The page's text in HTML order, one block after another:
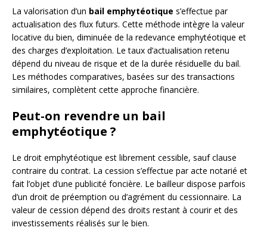
La valorisation d’un bail emphytéotique s’effectue par
actualisation des flux futurs. Cette méthode intègre la valeur
locative du bien, diminuée de la redevance emphytéotique et
des charges d’exploitation. Le taux d’actualisation retenu
dépend du niveau de risque et de la durée résiduelle du bail.
Les méthodes comparatives, basées sur des transactions
similaires, complètent cette approche financière.
Peut-on revendre un bail
emphytéotique ?
Le droit emphytéotique est librement cessible, sauf clause
contraire du contrat. La cession s’effectue par acte notarié et
fait l’objet d’une publicité foncière. Le bailleur dispose parfois
d’un droit de préemption ou d’agrément du cessionnaire. La
valeur de cession dépend des droits restant à courir et des
investissements réalisés sur le bien.